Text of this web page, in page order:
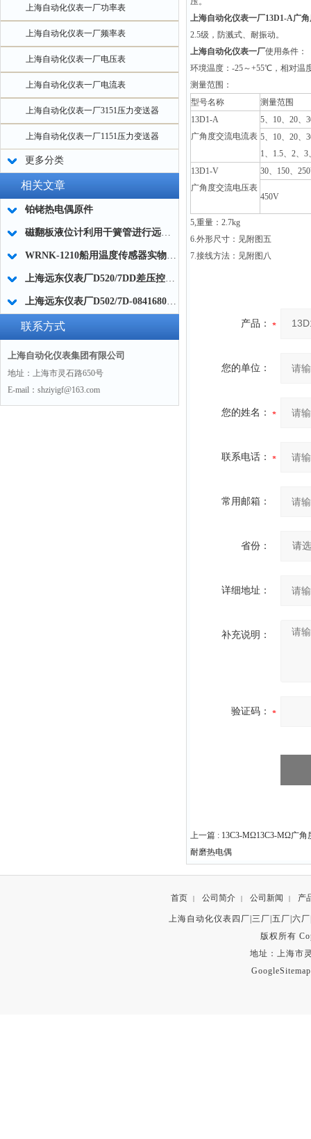
上海自动化仪表一厂功率表
上海自动化仪表一厂频率表
上海自动化仪表一厂电压表
上海自动化仪表一厂电流表
上海自动化仪表一厂3151压力变送器
上海自动化仪表一厂1151压力变送器
更多分类
相关文章
铂铑热电偶原件
磁翻板液位计利用干簧管进行远传的原理及选择要点
WRNK-1210船用温度传感器实物图片及技术参数
上海远东仪表厂D520/7DD差压控制器0819100的使用选型
上海远东仪表厂D502/7D-0841680防爆压力控制器
联系方式
上海自动化仪表集团有限公司
地址：上海市灵石路650号
E-mail：shziyigf@163.com
上海自动化仪表一厂13D1-A广
2.5级，防溅式、耐振动。
上海自动化仪表一厂使用条件：
环境温度：-25～+55℃，相对温
测量范围：
型号名称
测量范围
13D1-A
广角度交流电流表
5、10、20、
5、10、20、
1、1.5、2、
13D1-V
广角度交流电压表
30、150、
450V
5,重量：2.7kg
6.外形尺寸：见附图五
7.接线方法：见附图八
产品：
您的单位：
您的姓名：
联系电话：
常用邮箱：
省份：
详细地址：
补充说明：
验证码：
上一篇 : 13C3-MΩ13C3-MΩ广角
耐磨热电偶
首页 | 公司简介 | 公司新闻 | 产
上海自动化仪表四厂|三厂|五厂|六
版权所有
地址：上海市
GoogleSitemap